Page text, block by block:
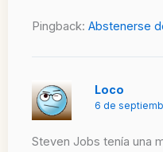
Pingback: Abstenerse
Loco
6 de
Steven Jobs tenía una